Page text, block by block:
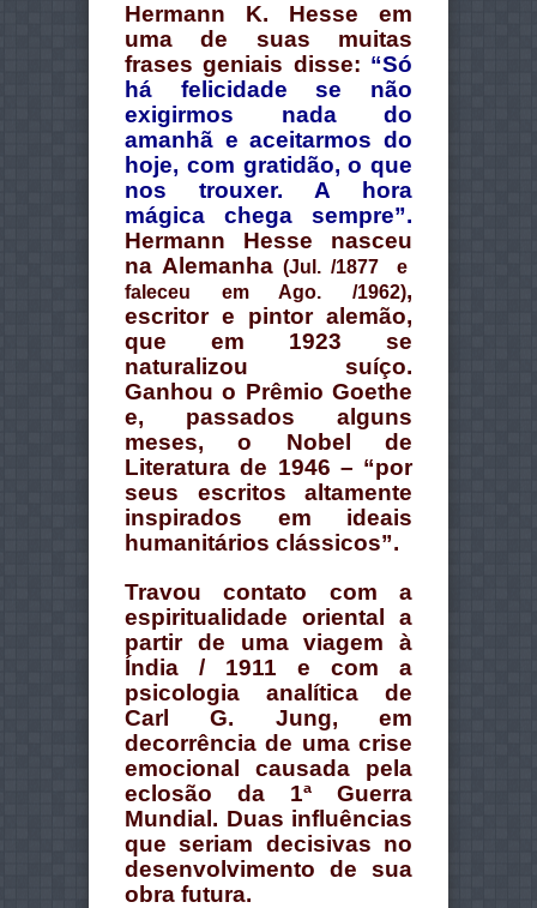
Hermann K. Hesse em
uma de suas muitas
frases geniais disse: “Só
há felicidade se não
exigirmos nada do
amanhã e aceitarmos do
hoje, com gratidão, o que
nos trouxer. A hora
mágica chega sempre”.
Hermann Hesse nasceu
na Alemanha(Jul. /1877 e
faleceu em Ago. /1962),
escritor e pintor alemão,
que em 1923 se
naturalizou suíço.
Ganhou o Prêmio Goethe
e, passados alguns
meses, o Nobel de
Literatura de 1946 – “por
seus escritos altamente
inspirados em ideais
humanitários clássicos”.
Travou contato com a
espiritualidade oriental a
partir de uma viagem à
Índia / 1911 e com a
psicologia analítica de
Carl G. Jung, em
decorrência de uma crise
emocional causada pela
eclosão da 1ª Guerra
Mundial. Duas influências
que seriam decisivas no
desenvolvimento de sua
obra futura.